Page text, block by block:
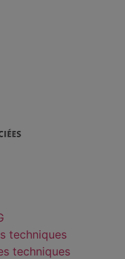
techniques
techniques